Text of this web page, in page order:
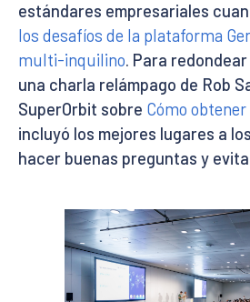
estándares empresariales
los desafíos de la plataforma
multi-inquilino. Para
una charla relámpago de Rob
SuperOrbit sobre Cómo
incluyó los mejores lugares a
hacer buenas preguntas y